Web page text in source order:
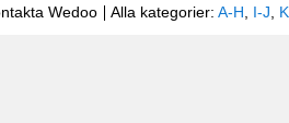
Wedoo Alla kategorier: A-H I-J